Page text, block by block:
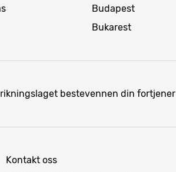
Budapest
Bukarest
bestevennen din fortjener
Kontakt oss